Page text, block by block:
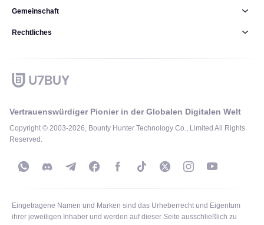
Vertrauenswürdiger Pionier in der Globalen Digitalen Welt
Copyright © 2003-2026, Bounty Hunter Technology Co., Limited All Rights
Reserved.
Gemeinschaft
Rechtliches
Eingetragene Namen und Marken sind das Urheberrecht und Eigentum
ihrer jeweiligen Inhaber und werden auf dieser Seite ausschließlich zu